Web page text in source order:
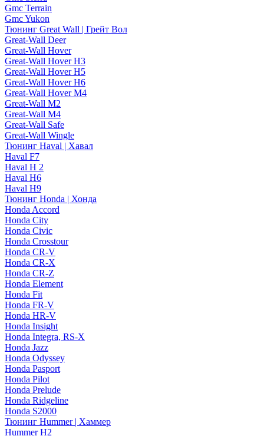
Gmc Terrain
Gmc Yukon
Тюнинг Great Wall | Грейт Вол
Great-Wall Deer
Great-Wall Hover
Great-Wall Hover H3
Great-Wall Hover H5
Great-Wall Hover H6
Great-Wall Hover M4
Great-Wall M2
Great-Wall M4
Great-Wall Safe
Great-Wall Wingle
Тюнинг Haval | Хавал
Haval F7
Haval H 2
Haval H6
Haval H9
Тюнинг Honda | Хонда
Honda Accord
Honda City
Honda Civic
Honda Crosstour
Honda CR-V
Honda CR-X
Honda CR-Z
Honda Element
Honda Fit
Honda FR-V
Honda HR-V
Honda Insight
Honda Integra, RS-X
Honda Jazz
Honda Odyssey
Honda Pasport
Honda Pilot
Honda Prelude
Honda Ridgeline
Honda S2000
Тюнинг Hummer | Хаммер
Hummer H2